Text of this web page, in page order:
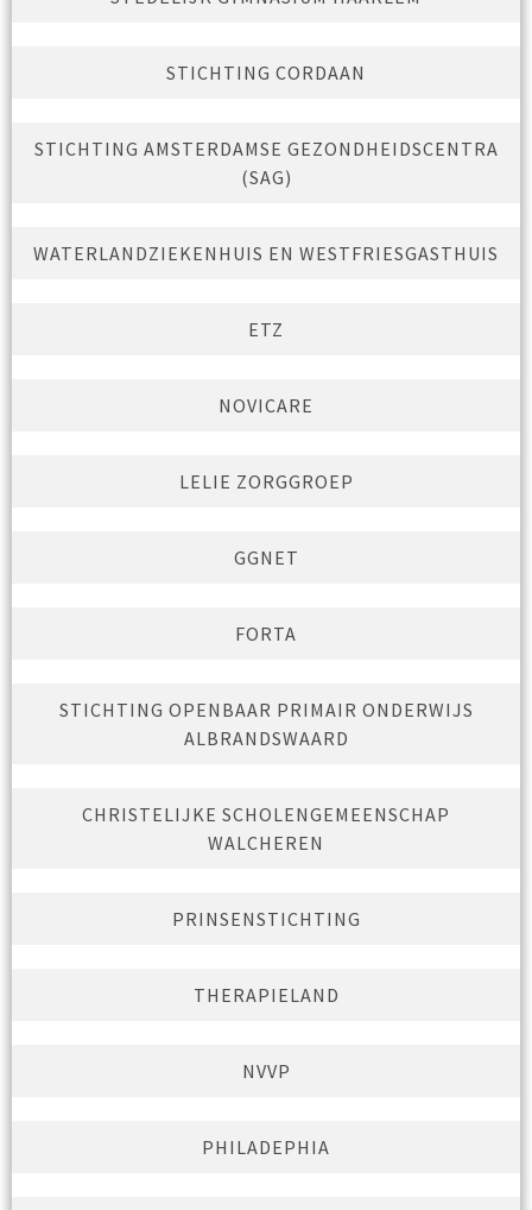
STICHTING CORDAAN
STICHTING AMSTERDAMSE GEZONDHEIDSCENTRA
(SAG)
WATERLANDZIEKENHUIS EN WESTFRIESGASTHUIS
ETZ
NOVICARE
LELIE ZORGGROEP
GGNET
FORTA
STICHTING OPENBAAR PRIMAIR ONDERWIJS
ALBRANDSWAARD
CHRISTELIJKE SCHOLENGEMEENSCHAP
WALCHEREN
PRINSENSTICHTING
THERAPIELAND
NVVP
PHILADEPHIA